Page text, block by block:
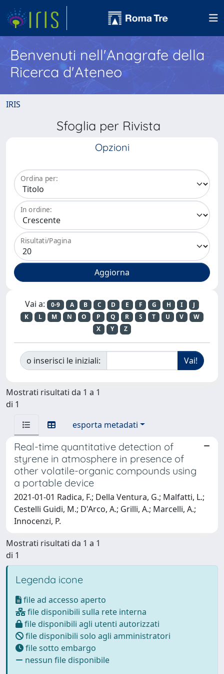
Benvenuti nell'Anagrafe della
Ricerca d'Ateneo
IRIS
Sfoglia per Rivista
Opzioni
Ordina per:
In ordine:
Risultati/Pagina
Vai a: 0-9 A B C D E F G H I
J
K
L M N O P Q R S T U V
W
X
Y Z
o inserisci le iniziali:
Mostrati risultati da 1 a 1
di 1
esporta metadati
Real-time quantitative detection of
styrene in atmosphere in presence of
other volatile-organic compounds using
a portable device
2021-01-01 Radica, F.; Della Ventura, G.; Malfatti, L.;
Cestelli Guidi, M.; D'Arco, A.; Grilli, A.; Marcelli, A.;
Innocenzi, P.
Mostrati risultati da 1 a 1
di 1
Legenda icone
file ad accesso aperto
file disponibili sulla rete interna
file disponibili agli utenti autorizzati
file disponibili solo agli amministratori
file sotto embargo
nessun file disponibile